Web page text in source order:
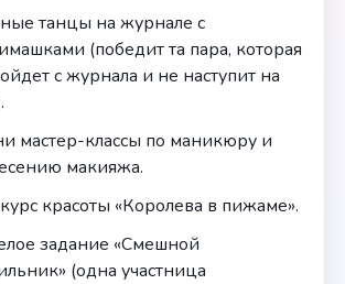
танцы на журнале с
(победит та пара, которая
с журнала и не наступит на
мастер-классы по маникюру и
макияжа.
красоты «Королева в пижаме».
задание «Смешной
(одна участница